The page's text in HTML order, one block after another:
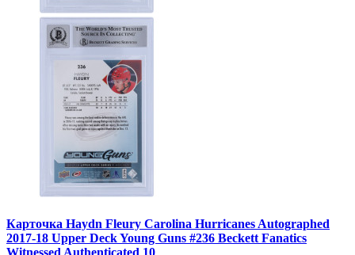
Карточка Haydn Fleury Carolina Hurricanes Autographed
2017-18 Upper Deck Young Guns #236 Beckett Fanatics
Witnessed Authenticated 10